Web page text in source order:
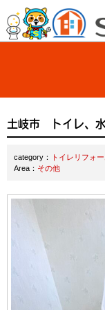
土岐市 トイレ、
category： トイレリフォ
Area： その他